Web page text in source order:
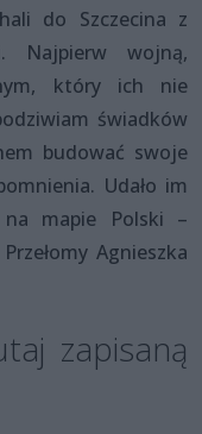
do Szczecina z
Najpierw wojną,
który ich nie
świadków
budować swoje
Udało im
mapie Polski –
Agnieszka
zapisaną